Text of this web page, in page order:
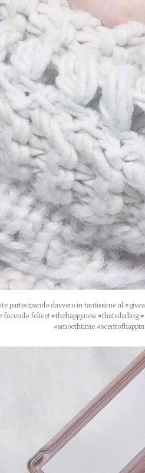
partecipando davvero in tantissime al
facendo felice! #thehappynow
#smoothtime